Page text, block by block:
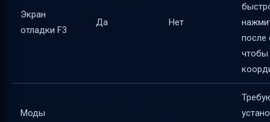
Экран
отладки F3
Да Нет
после
чтобы
Моды